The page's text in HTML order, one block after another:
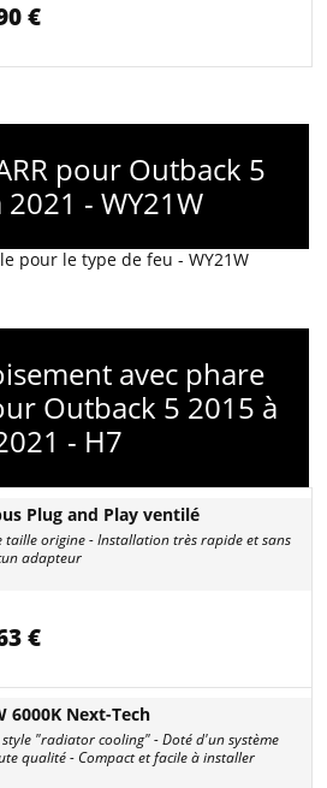
€
pour Outback 5
- WY21W
pour le type de feu - WY21W
avec phare
Outback 5 2015 à
- H7
Plug and Play ventilé
taille origine - Installation très rapide et sans
adapteur
€
6000K Next-Tech
"radiator cooling" - Doté d'un système
qualité - Compact et facile à installer